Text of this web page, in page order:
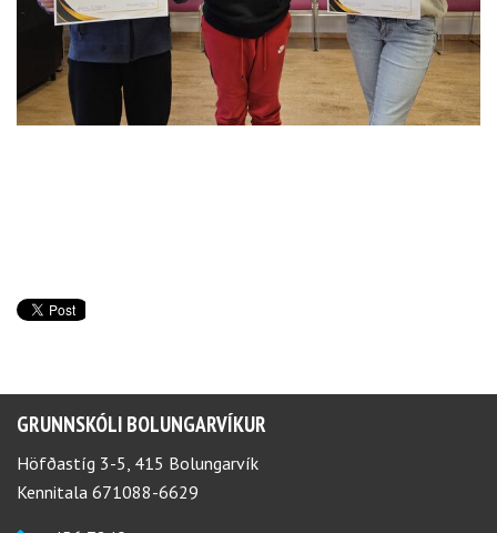
GRUNNSKÓLI BOLUNGARVÍKUR
Höfðastíg 3-5, 415 Bolungarvík
Kennitala 671088-6629